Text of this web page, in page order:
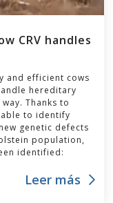
CRV handles
and efficient cows
hereditary
Thanks to
to identify
genetic defects
population,
identified:
Leer más